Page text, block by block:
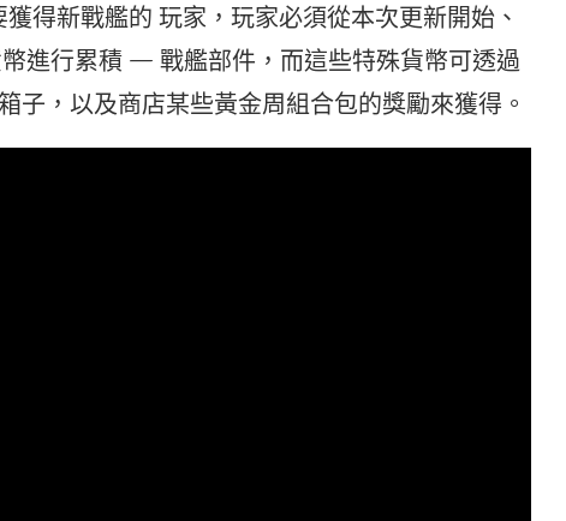
得新戰艦的 玩家，玩家必須從本次更新開始、
進行累積 — 戰艦部件，而這些特殊貨幣可透過
子，以及商店某些黃金周組合包的獎勵來獲得。